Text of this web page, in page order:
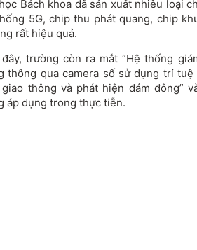
Bách khoa đã sản xuất nhiều loại
5G, chip thu phát quang, chip
rất hiệu quả.
trường còn ra mắt “Hệ thống
thông qua camera số sử dụng trí
thông và phát hiện đám đông”
áp dụng trong thực tiễn.